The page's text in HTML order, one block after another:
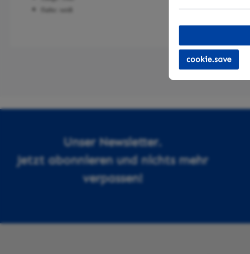
Unser Newsletter.
Jetzt abonnieren und nichts mehr
verpassen!
cookie.save